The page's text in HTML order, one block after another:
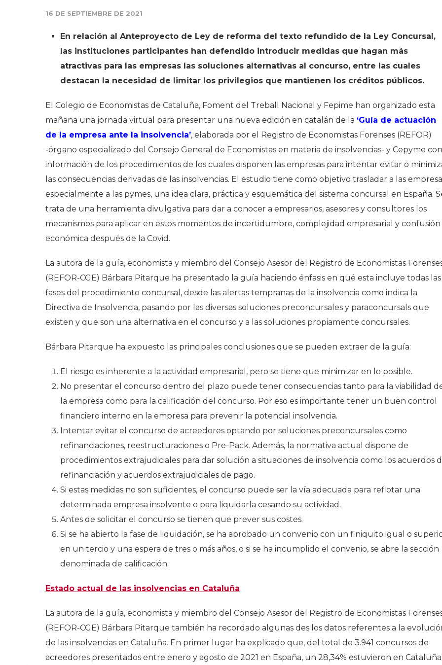
16 DE SEPTIEMBRE DE 2021
En relación al Anteproyecto de Ley de reforma del texto refundido de la Ley Concursal,
las instituciones participantes han defendido introducir medidas que hagan más
atractivas para las empresas las soluciones alternativas al concurso, entre las cuales
destacan la necesidad de limitar los privilegios que mantienen los créditos públicos.
El Colegio de Economistas de Cataluña, Foment del Treball Nacional y Fepime han organizado esta
mañana una jornada virtual para presentar una nueva edición en catalán de la ‘Guía de actuación
de la empresa ante la insolvencia’, elaborada por el Registro de Economistas Forenses (REFOR)
-órgano especializado del Consejo General de Economistas en materia de insolvencias- y Cepyme con
información de los procedimientos de los cuales disponen las empresas para intentar evitar o
las consecuencias derivadas de las insolvencias. El estudio tiene como objetivo trasladar a las
especialmente a las pymes, una idea clara, práctica y esquemática del sistema concursal en España.
trata de una herramienta divulgativa para dar a conocer a empresarios, asesores y consultores los
mecanismos para aplicar en estos momentos de incertidumbre, complejidad empresarial y confusión
económica después de la Covid.
La autora de la guía, economista y miembro del Consejo Asesor del Registro de Economistas
(REFOR-CGE) Bárbara Pitarque ha presentado la guía haciendo énfasis en qué esta incluye todas las
fases del procedimiento concursal, desde las alertas tempranas de la insolvencia como indica la
Directiva de Insolvencia, pasando por las diversas soluciones preconcursales y paraconcursals que
existen y que son una alternativa en el concurso y a las soluciones propiamente concursales.
Bárbara Pitarque ha expuesto las principales conclusiones que se pueden extraer de la guía:
El riesgo es inherente a la actividad empresarial, pero se tiene que minimizar en lo posible.
No presentar el concurso dentro del plazo puede tener consecuencias tanto para la viabilidad
la empresa como para la calificación del concurso. Por eso es importante tener un buen control
financiero interno en la empresa para prevenir la potencial insolvencia.
Intentar evitar el concurso de acreedores optando por soluciones preconcursales como
refinanciaciones, reestructuraciones o Pre-Pack. Además, la normativa actual dispone de
procedimientos extrajudiciales para dar solución a situaciones de insolvencia como los acuerdos
refinanciación y acuerdos extrajudiciales de pago.
Si estas medidas no son suficientes, el concurso puede ser la vía adecuada para reflotar una
determinada empresa insolvente o para liquidarla cesando su actividad.
Antes de solicitar el concurso se tienen que prever sus costes.
Si se ha abierto la fase de liquidación, se ha aprobado un convenio con un finiquito igual o
en un tercio y una espera de tres o más años, o si se ha incumplido el convenio, se abre la sección
denominada de calificación.
Estado actual de las insolvencias en Cataluña
La autora de la guía, economista y miembro del Consejo Asesor del Registro de Economistas
(REFOR-CGE) Bárbara Pitarque también ha recordado algunas des los datos referentes a la
de las insolvencias en Cataluña. En primer lugar ha explicado que, del total de 3.941 concursos de
acreedores presentados entre enero y agosto de 2021 en España, un 28,34% estuvieron en Cataluña.